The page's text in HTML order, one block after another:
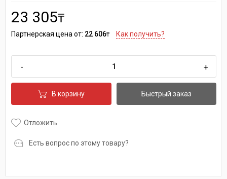
23 305₸
Партнерская цена от: 22 606₸ Как получить?
- +
В корзину Быстрый заказ
Отложить
Есть вопрос по этому товару?